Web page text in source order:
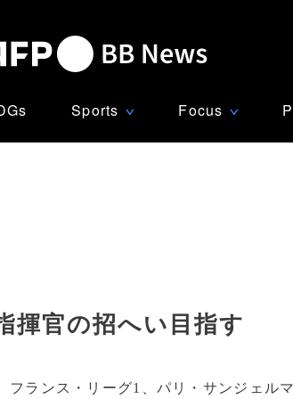
Sports ∨ Focus ∨
揮官の招へい目指す
フランス・リーグ1、パリ・サンジェルマ